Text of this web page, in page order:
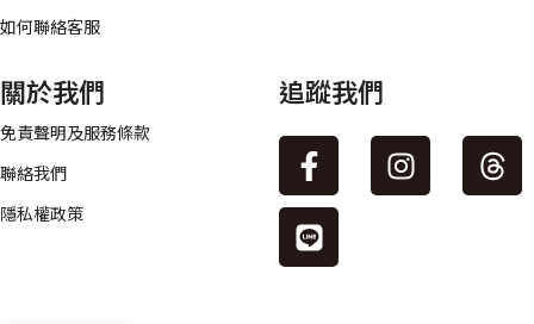
如何聯絡客服
關於我們
免責聲明及服務條款
聯絡我們
隱私權政策
追蹤我們